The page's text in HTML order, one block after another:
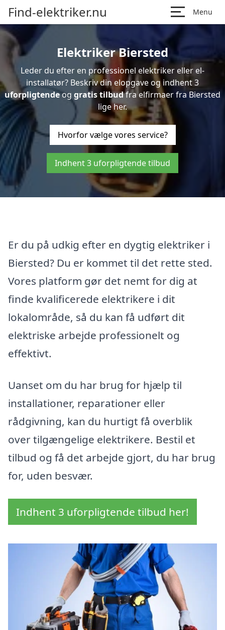
Find-elektriker.nu Menu
Elektriker Biersted
Leder du efter en professionel elektriker eller el-
installatør? Beskriv din elopgave og indhent 3
uforpligtendeog gratis tilbudfra elfirmaer fra Biersted
lige her.
Hvorfor vælge vores service?
Indhent 3 uforpligtende tilbud
Er du på udkig efter en dygtig elektriker i
Biersted? Du er kommet til det rette sted.
Vores platform gør det nemt for dig at
finde kvalificerede elektrikere i dit
lokalområde, så du kan få udført dit
elektriske arbejde professionelt og
effektivt.
Uanset om du har brug for hjælp til
installationer, reparationer eller
rådgivning, kan du hurtigt få overblik
over tilgængelige elektrikere. Bestil et
tilbud og få det arbejde gjort, du har brug
for, uden besvær.
Indhent 3 uforpligtende tilbud her!